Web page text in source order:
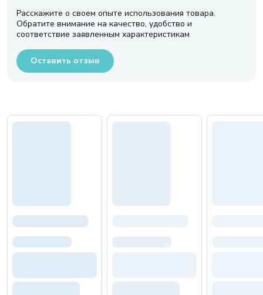
Расскажите о своем опыте использования товара.
Обратите внимание на качество, удобство и
соответствие заявленным характеристикам
Оставить отзыв